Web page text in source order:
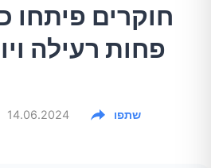
חוקרים פיתחו
פחות רעילה
14.06.2024 שתפו